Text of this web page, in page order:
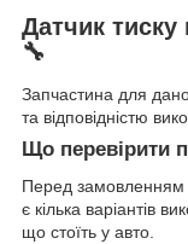
Датчик
🔧
Запчастина для
та відповідністю
Що перевірити
Перед замовленням
є кілька варіантів
що стоїть у авто.